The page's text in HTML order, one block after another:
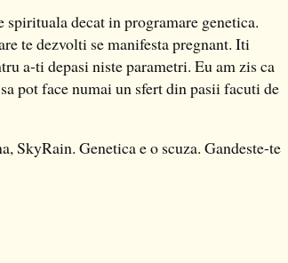
decat in programare genetica.
te dezvolti se manifesta pregnant. Iti
a-ti depasi niste parametri. Eu am zis ca
pot face numai un sfert din pasii facuti de
SkyRain. Genetica e o scuza. Gandeste-te